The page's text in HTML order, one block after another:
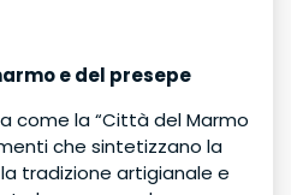
e del presepe
come la “Città del Marmo
che sintetizzano la
tradizione artigianale e